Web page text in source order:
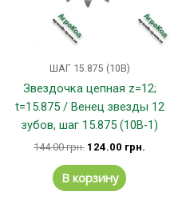
ШАГ 15.875 (10В)
Звездочка цепная z=12;
t=15.875 / Венец звезды 12
зубов, шаг 15.875 (10В-1)
144.00грн. 124.00 грн.
В корзину